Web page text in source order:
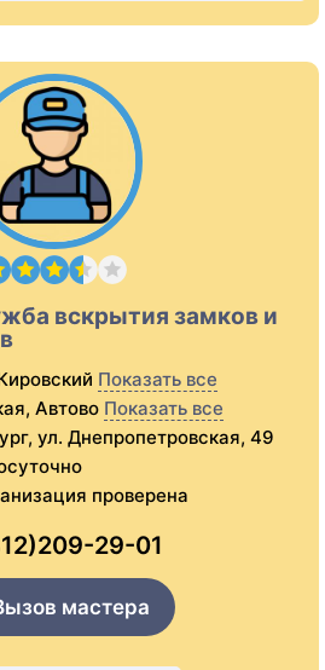
вскрытия замков и
Показать все
Автово Показать все
ул. Днепропетровская, 49
проверена
29-01
мастера